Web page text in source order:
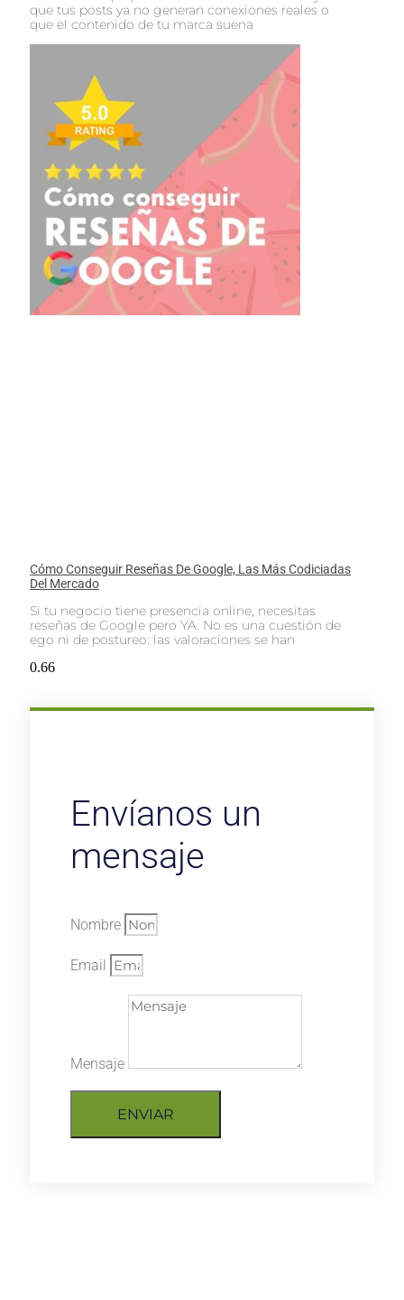
que tus posts ya no generan conexiones reales o
que el contenido de tu marca suena
Cómo Conseguir Reseñas De Google, Las Más Codiciadas
Del Mercado
Si tu negocio tiene presencia online, necesitas
reseñas de Google pero YA. No es una cuestión de
ego ni de postureo: las valoraciones se han
Envíanos un
mensaje
Nombre
Email
Mensaje
ENVIAR